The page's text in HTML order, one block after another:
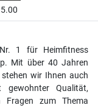
1 für Heimfitness
Mit über 40 Jahren
wir Ihnen auch
Qualität,
Fragen zum Thema